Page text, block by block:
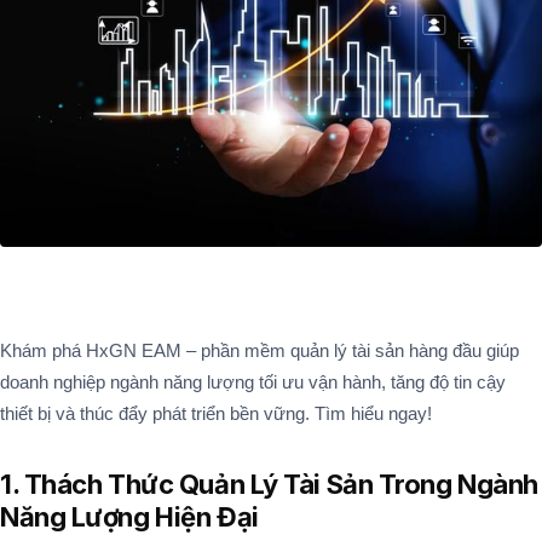
Khám phá HxGN EAM – phần mềm quản lý tài sản hàng đầu giúp
doanh nghiệp ngành năng lượng tối ưu vận hành, tăng độ tin cậy
thiết bị và thúc đẩy phát triển bền vững. Tìm hiểu ngay!
1. Thách Thức Quản Lý Tài Sản Trong Ngành
Năng Lượng Hiện Đại